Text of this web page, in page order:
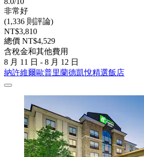
非常好
(1,336 則評論)
NT$3,810
總價 NT$4,529
含稅金和其他費用
8 月 11 日 - 8 月 12 日
納許維爾歐普里蘭德凱悅精選飯店